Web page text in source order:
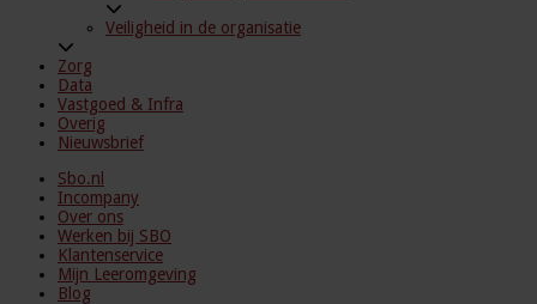
Veiligheid in de organisatie
Zorg
Data
Vastgoed & Infra
Overig
Nieuwsbrief
Sbo.nl
Incompany
Over ons
Werken bij SBO
Klantenservice
Mijn Leeromgeving
Blog